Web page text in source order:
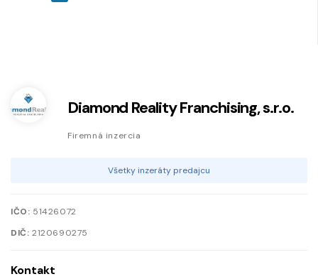
Diamond Reality Franchising, s.r.o.
Firemná inzercia
Všetky inzeráty predajcu
IČO: 51426072
DIČ: 2120690275
Kontakt